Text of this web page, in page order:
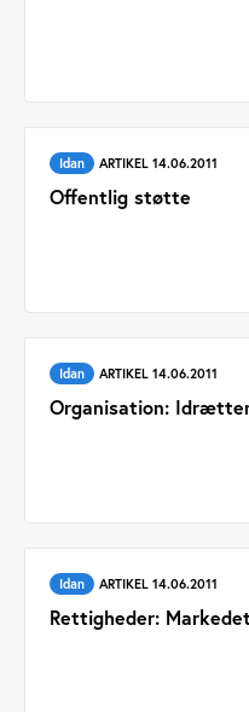
Idan ARTIKEL 14.06.2011
Offentlig støtte
Idan ARTIKEL 14.06.2011
Organisation:
Idan ARTIKEL 14.06.2011
Rettigheder: